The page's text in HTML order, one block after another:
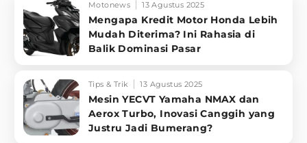
Motonews 13 Agustus 2025
Mengapa Kredit Motor Honda Lebih
Mudah Diterima? Ini Rahasia di
Balik Dominasi Pasar
Tips & Trik 13 Agustus 2025
Mesin YECVT Yamaha NMAX dan
Aerox Turbo, Inovasi Canggih yang
Justru Jadi Bumerang?